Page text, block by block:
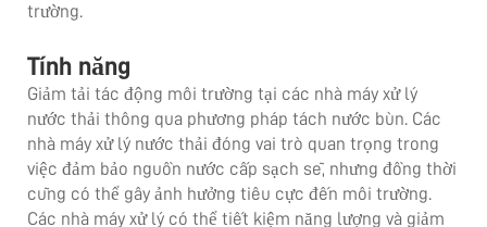
trường.
Tính năng
Giảm tải tác động môi trường tại các nhà máy xử lý
nước thải thông qua phương pháp tách nước bùn. Các
nhà máy xử lý nước thải đóng vai trò quan trọng trong
việc đảm bảo nguồn nước cấp sạch sẽ, nhưng đồng thời
cũng có thể gây ảnh hưởng tiêu cực đến môi trường.
Các nhà máy xử lý có thể tiết kiệm năng lượng và giảm